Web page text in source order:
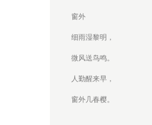
窗外
细雨湿黎明，
微风送鸟鸣。
人勤醒来早，
窗外几春樱。